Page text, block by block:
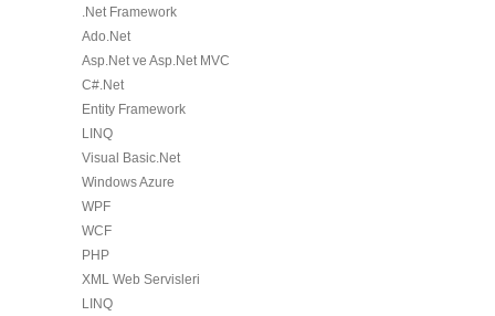
.Net Framework
Ado.Net
Asp.Net ve Asp.Net MVC
C#.Net
Entity Framework
LINQ
Visual Basic.Net
Windows Azure
WPF
WCF
PHP
XML Web Servisleri
LINQ